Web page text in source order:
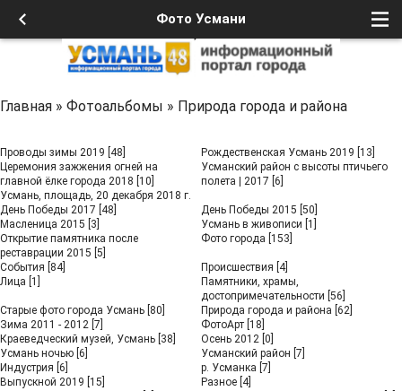
Фото Усмани
Главная » Фотоальбомы » Природа города и района
Проводы зимы 2019 [48] Рождественская Усмань 2019 [13]
Церемония зажжения огней на
главной ёлке города 2018 [10]
Усмань, площадь, 20 декабря 2018 г.
Усманский район с высоты птичьего
полета | 2017 [6]
День Победы 2017 [48] День Победы 2015 [50]
Масленица 2015 [3] Усмань в живописи [1]
Открытие памятника после
реставрации 2015 [5]
Фото города [153]
События [84] Происшествия [4]
Лица [1]
Памятники, храмы,
достопримечательности [56]
Старые фото города Усмань [80] Природа города и района [62]
Зима 2011 - 2012 [7] ФотоАрт [18]
Краеведческий музей, Усмань [38] Осень 2012 [0]
Усмань ночью [6] Усманский район [7]
Индустрия [6] р. Усманка [7]
Выпускной 2019 [15] Разное [4]